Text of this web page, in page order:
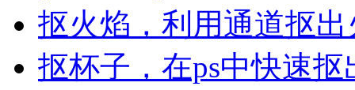
抠火焰，利用通道抠
抠杯子，在ps中快速